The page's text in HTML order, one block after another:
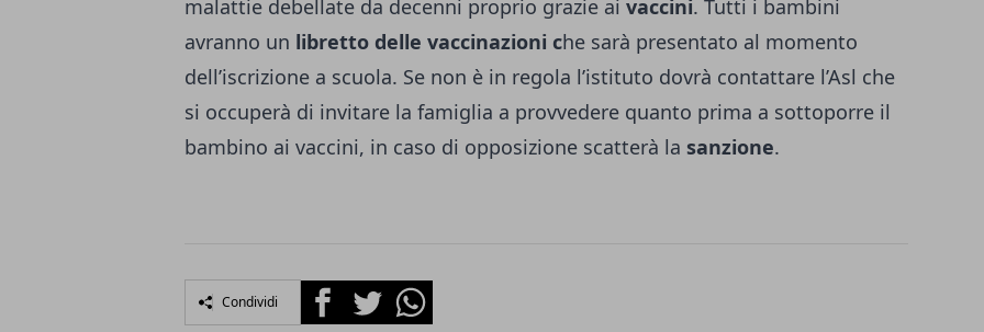
malattie debellate da decenni proprio grazie ai vaccini. Tutti i bambini
avranno un libretto delle vaccinazioni che sarà presentato al momento
dell’iscrizione a scuola. Se non è in regola l’istituto dovrà contattare l’Asl che
si occuperà di invitare la famiglia a provvedere quanto prima a sottoporre il
bambino ai vaccini, in caso di opposizione scatterà la sanzione.
Condividi FacebookTwitterWhatsapp